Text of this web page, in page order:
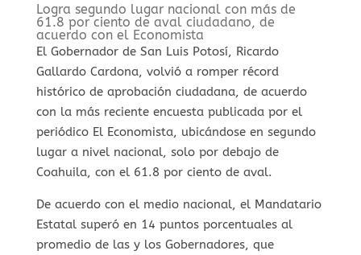
Logra segundo lugar nacional con más de
61.8 por ciento de aval ciudadano, de
acuerdo con el Economista
El Gobernador de San Luis Potosí, Ricardo
Gallardo Cardona, volvió a romper récord
histórico de aprobación ciudadana, de acuerdo
con la más reciente encuesta publicada por el
periódico El Economista, ubicándose en segundo
lugar a nivel nacional, solo por debajo de
Coahuila, con el 61.8 por ciento de aval.
De acuerdo con el medio nacional, el Mandatario
Estatal superó en 14 puntos porcentuales al
promedio de las y los Gobernadores, que